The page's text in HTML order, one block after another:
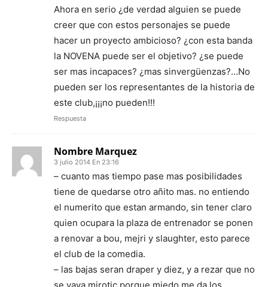
Ahora en serio ¿de verdad alguien se puede
creer que con estos personajes se puede
hacer un proyecto ambicioso? ¿con esta banda
la NOVENA puede ser el objetivo? ¿se puede
ser mas incapaces? ¿mas sinvergüenzas?…No
pueden ser los representantes de la historia de
este club,¡¡¡no pueden!!!
Respuesta
Nombre Marquez
3 julio 2014 En 23:16
– cuanto mas tiempo pase mas posibilidades
tiene de quedarse otro añito mas. no entiendo
el numerito que estan armando, sin tener claro
quien ocupara la plaza de entrenador se ponen
a renovar a bou, mejri y slaughter, esto parece
el club de la comedia.
– las bajas seran draper y diez, y a rezar que no